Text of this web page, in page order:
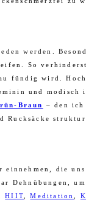
werden.
So
fündig wird.
und modisch
Braun
– den ich
Rucksäcke
die
Dehnübungen,
,HIIT ,Meditation